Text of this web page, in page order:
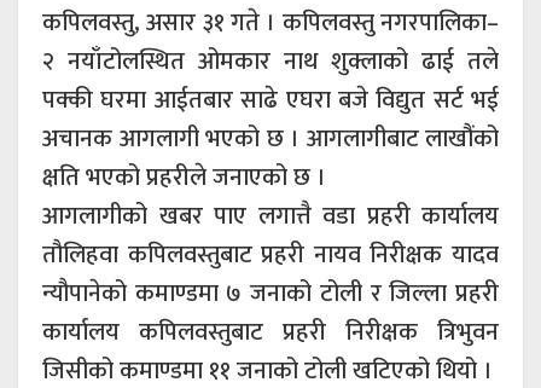
कपिलवस्तु, असार ३१ गते । कपिलवस्तु नगरपालिका–
२ नयाँटोलस्थित ओमकार नाथ शुक्लाको ढाई तले
पक्की घरमा आईतबार साढे एघरा बजे विद्युत सर्ट भई
अचानक आगलागी भएको छ । आगलागीबाट लाखौंको
क्षति भएको प्रहरीले जनाएको छ ।
आगलागीको खबर पाए लगात्तै वडा प्रहरी कार्यालय
तौलिहवा कपिलवस्तुबाट प्रहरी नायव निरीक्षक यादव
न्यौपानेको कमाण्डमा ७ जनाको टोली र जिल्ला प्रहरी
कार्यालय कपिलवस्तुबाट प्रहरी निरीक्षक त्रिभुवन
जिसीको कमाण्डमा ११ जनाको टोली खटिएको थियो ।